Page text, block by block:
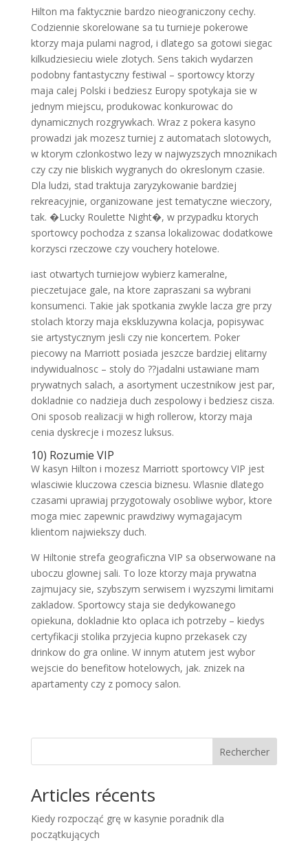
Hilton ma faktycznie bardzo nieograniczony cechy.
Codziennie skorelowane sa tu turnieje pokerowe
ktorzy maja pulami nagrod, i dlatego sa gotowi siegac
kilkudziesieciu wiele zlotych. Sens takich wydarzen
podobny fantastyczny festiwal – sportowcy ktorzy
maja calej Polski i bedziesz Europy spotykaja sie w
jednym miejscu, produkowac konkurowac do
dynamicznych rozgrywkach. Wraz z pokera kasyno
prowadzi jak mozesz turniej z automatach slotowych,
w ktorym czlonkostwo lezy w najwyzszych mnoznikach
czy czy nie bliskich wygranych do okreslonym czasie.
Dla ludzi, stad traktuja zaryzykowanie bardziej
rekreacyjnie, organizowane jest tematyczne wieczory,
tak. �Lucky Roulette Night�, w przypadku ktorych
sportowcy pochodza z szansa lokalizowac dodatkowe
korzysci rzeczowe czy vouchery hotelowe.
iast otwartych turniejow wybierz kameralne,
pieczetujace gale, na ktore zapraszani sa wybrani
konsumenci. Takie jak spotkania zwykle lacza gre przy
stolach ktorzy maja ekskluzywna kolacja, popisywac
sie artystycznym jesli czy nie koncertem. Poker
piecowy na Marriott posiada jeszcze bardziej elitarny
indywidualnosc – stoly do ??jadalni ustawiane mam
prywatnych salach, a asortyment uczestnikow jest par,
dokladnie co nadzieja duch zespolowy i bedziesz cisza.
Oni sposob realizacji w high rollerow, ktorzy maja
cenia dyskrecje i mozesz luksus.
10) Rozumie VIP
W kasyn Hilton i mozesz Marriott sportowcy VIP jest
wlasciwie kluczowa czescia biznesu. Wlasnie dlatego
czasami uprawiaj przygotowaly osobliwe wybor, ktore
moga miec zapewnic prawdziwy wymagajacym
klientom najwiekszy duch.
W Hiltonie strefa geograficzna VIP sa obserwowane na
uboczu glownej sali. To loze ktorzy maja prywatna
zajmujacy sie, szybszym serwisem i wyzszymi limitami
zakladow. Sportowcy staja sie dedykowanego
opiekuna, dokladnie kto oplaca ich potrzeby – kiedys
certyfikacji stolika przyjecia kupno przekasek czy
drinkow do gra online. W innym atutem jest wybor
wejscie do benefitow hotelowych, jak. znizek na
apartamenty czy z pomocy salon.
Rechercher
Articles récents
Kiedy rozpocząć grę w kasynie poradnik dla
początkujących